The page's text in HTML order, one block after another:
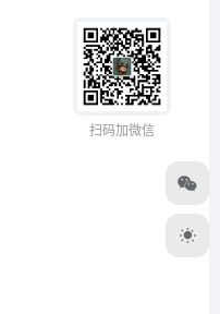
扫码加微信